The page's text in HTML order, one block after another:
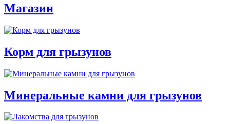
Магазин
Корм для грызунов
Минеральные камни для грызунов